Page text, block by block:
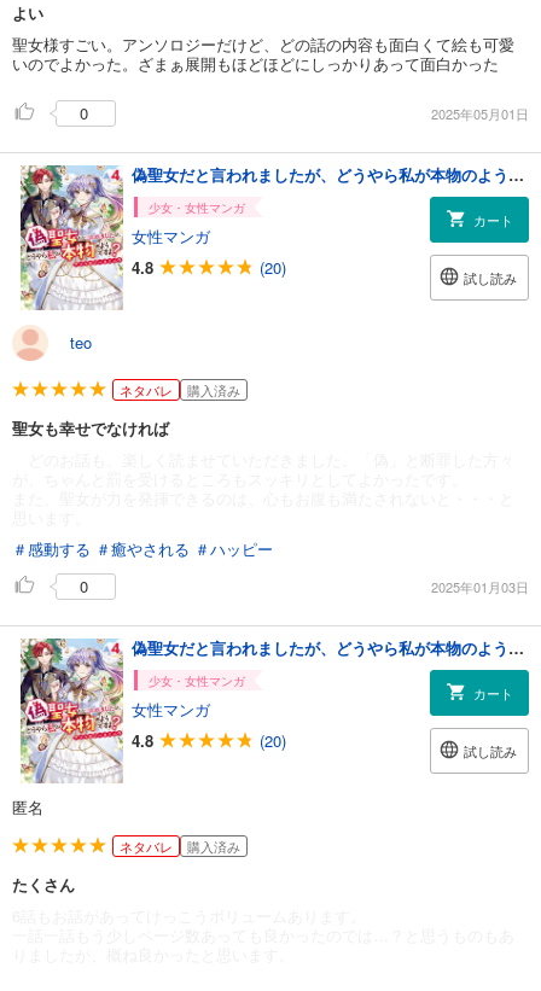
よい
聖女様すごい。アンソロジーだけど、どの話の内容も面白くて絵も可愛
いのでよかった。ざまぁ展開もほどほどにしっかりあって面白かった
0 2025年05月01日
偽聖女だと言われましたが、どうやら私が本物のようですよ？ アンソロジーコミック: 4
少女・女性マンガ
女性マンガ
4.8
(20)
カート
試し読み
teo
ネタバレ 購入済み
聖女も幸せでなければ
＃感動する ＃癒やされる ＃ハッピー
0
2025年01月03日
偽聖女だと言われましたが、どうやら私が本物のようですよ？ アンソロジーコミック: 4
少女・女性マンガ
女性マンガ
4.8
(20)
カート
試し読み
匿名
ネタバレ 購入済み
たくさん